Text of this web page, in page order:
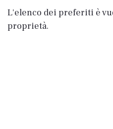
L'elenco dei preferiti è
proprietà.